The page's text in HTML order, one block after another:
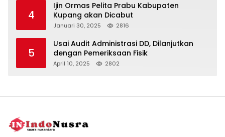
4
Ijin Ormas Pelita Prabu Kabupaten
Kupang akan Dicabut
Januari 30, 2025 2816
5
Usai Audit Administrasi DD, Dilanjutkan
dengan Pemeriksaan Fisik
April 10, 2025 2802